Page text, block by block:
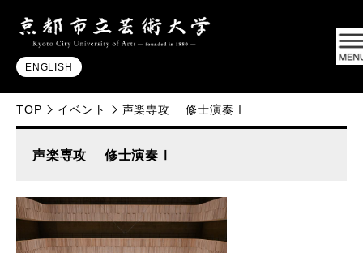
ENGLISH
TOP イベント 声楽専攻 修士演奏Ⅰ
声楽専攻 修士演奏Ⅰ